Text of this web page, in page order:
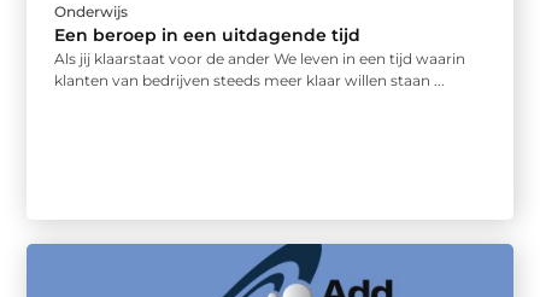
Onderwijs
Een beroep in een uitdagende tijd
Als jij klaarstaat voor de ander We leven in een tijd waarin
klanten van bedrijven steeds meer klaar willen staan ...